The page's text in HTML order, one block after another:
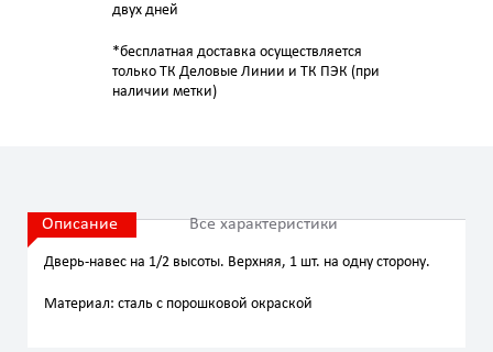
двух дней
*бесплатная доставка осуществляется
только ТК Деловые Линии и ТК ПЭК (при
наличии метки)
Описание Все характеристики
Дверь-навес на 1/2 высоты. Верхняя, 1 шт. на одну сторону.
Материал: сталь с порошковой окраской